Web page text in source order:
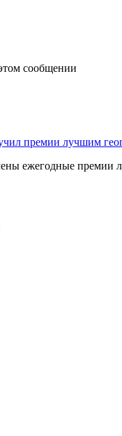
сообщении
ежегодные премии